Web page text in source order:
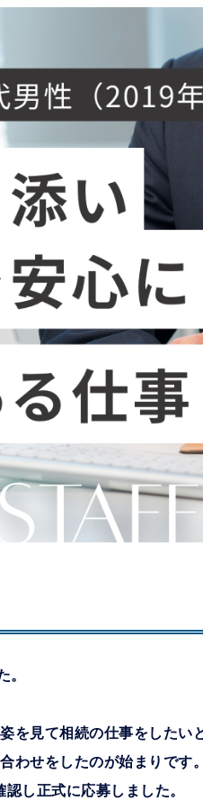
。
を見て相続の仕事をしたい
わせをしたのが始まりです。
し正式に応募しました。